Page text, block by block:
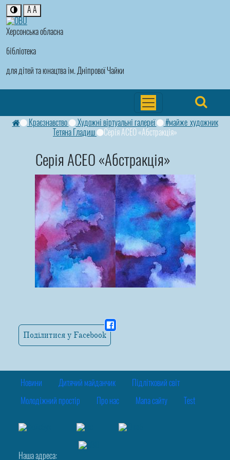
Херсонська обласна
бібліотека
для дітей та юнацтва ім. Дніпрової Чайки
A A
Краєзнавство Художні віртуальні галереї
#майже_художник
Тетяна Гладиш
Серія АСЕО «Абстракція»
Серія АСЕО «Абстракція»
Поділитися у Facebook
Новини Дитячий майданчик Підлітковий світ
Молодіжний простір Про нас Мапа сайту Test
Наша адреса: